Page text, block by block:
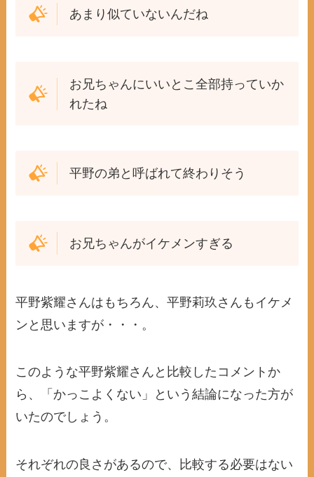
あまり似ていないんだね
お兄ちゃんにいいとこ全部持っていか
れたね
平野の弟と呼ばれて終わりそう
お兄ちゃんがイケメンすぎる
平野紫耀さんはもちろん、平野莉玖さんもイケメ
ンと思いますが・・・。
このような平野紫耀さんと比較したコメントか
ら、「かっこよくない」という結論になった方が
いたのでしょう。
それぞれの良さがあるので、比較する必要はない